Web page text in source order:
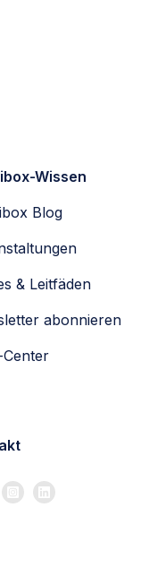
Wissen
Blog
& Leitfäden
abonnieren